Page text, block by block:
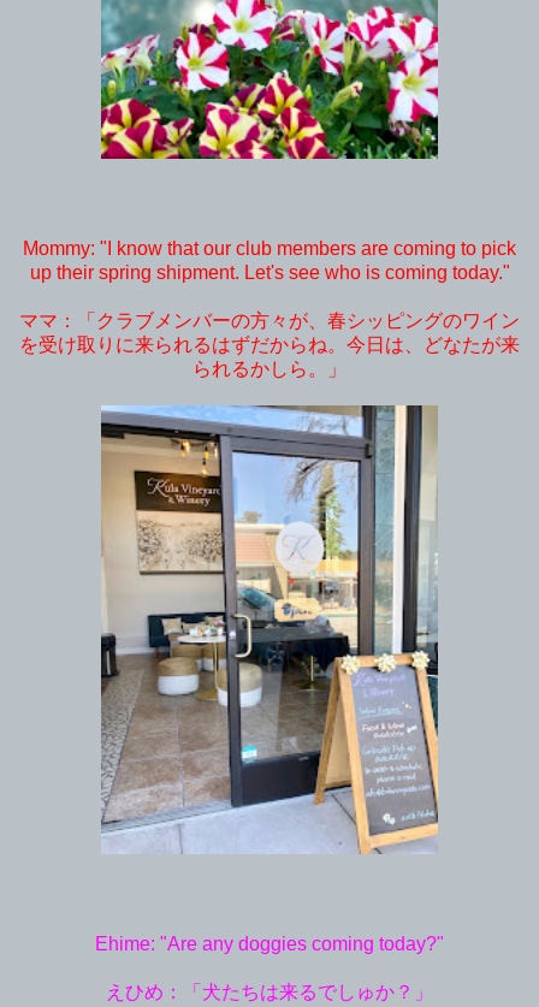
Mommy: "I know that our club members are coming to pick
up their spring shipment. Let's see who is coming today."
ママ：「クラブメンバーの方々が、春シッピングのワイン
を受け取りに来られるはずだからね。今日は、どなたが来
られるかしら。」
Ehime: "Are any doggies coming today?"
えひめ：「犬たちは来るでしゅか？」